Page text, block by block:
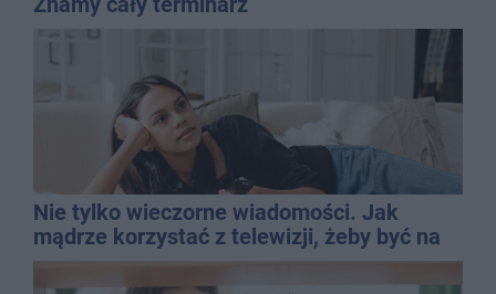
Nie tylko wieczorne wiadomości. Jak
mądrze korzystać z telewizji, żeby być na
bieżąco, ale nie żyć w informacyjnym
chaosie?